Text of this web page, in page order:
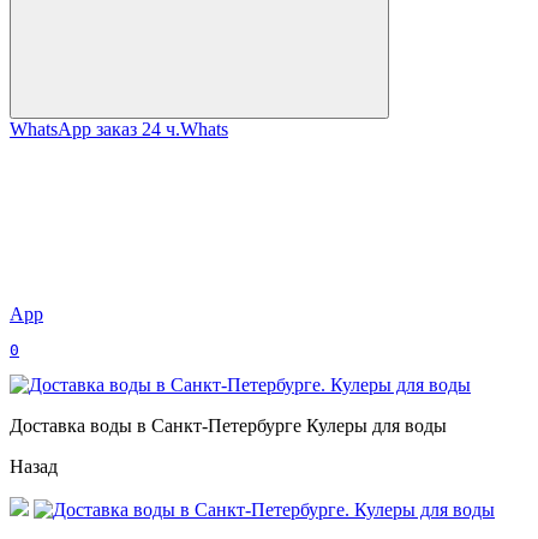
WhatsApp заказ 24 ч.Whats
App
0
Доставка воды в Санкт-Петербурге Кулеры для воды
Назад